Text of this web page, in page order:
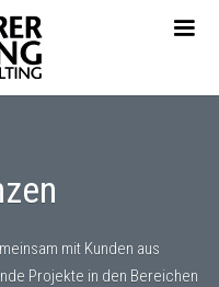
mit Kunden aus
Projekte in den Bereichen